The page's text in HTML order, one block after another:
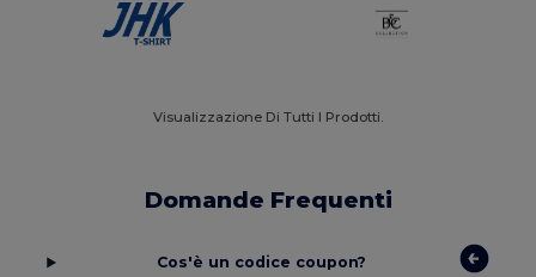
Visualizzazione Di Tutti I Prodotti.
Domande Frequenti
Cos'è un codice coupon?